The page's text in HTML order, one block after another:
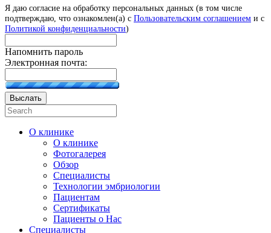
Я даю согласие на обработку персональных данных (в том числе
подтверждаю, что ознакомлен(а) с Пользовательским соглашением и с
Политикой конфиденциальности)
Напомнить пароль
Электронная почта:
Выслать
О клинике
О клинике
Фотогалерея
Обзор
Специалисты
Технологии эмбриологии
Пациентам
Сертификаты
Пациенты о Нас
Специалисты